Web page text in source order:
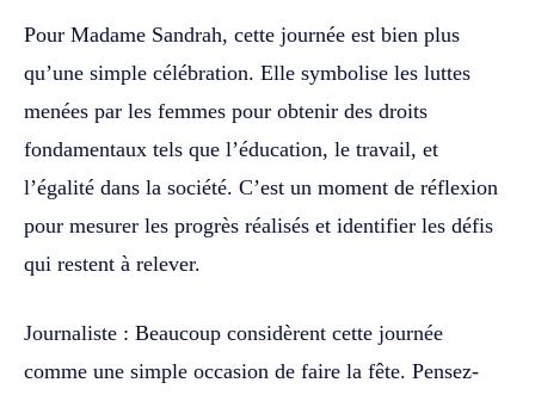
Pour Madame Sandrah, cette journée est bien plus
qu’une simple célébration. Elle symbolise les luttes
menées par les femmes pour obtenir des droits
fondamentaux tels que l’éducation, le travail, et
l’égalité dans la société. C’est un moment de réflexion
pour mesurer les progrès réalisés et identifier les défis
qui restent à relever.
Journaliste : Beaucoup considèrent cette journée
comme une simple occasion de faire la fête. Pensez-